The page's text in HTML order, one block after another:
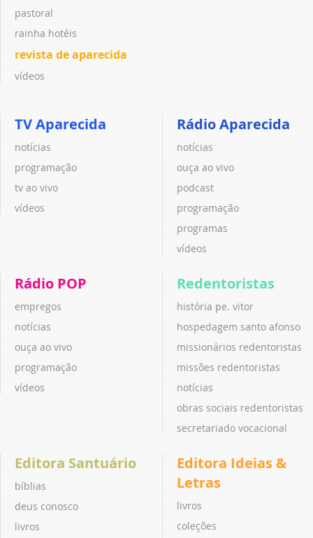
pastoral
rainha hotéis
revista de aparecida
vídeos
TV Aparecida
notícias
programação
tv ao vivo
vídeos
Rádio Aparecida
notícias
ouça ao vivo
podcast
programação
programas
vídeos
Rádio POP
empregos
notícias
ouça ao vivo
programação
vídeos
Redentoristas
história pe. vitor
hospedagem santo afonso
missionários redentoristas
missões redentoristas
notícias
obras sociais redentoristas
secretariado vocacional
Editora Santuário
bíblias
deus conosco
livros
Editora Ideias &
Letras
livros
coleções